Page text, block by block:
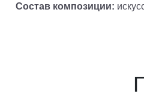
Состав композиции: